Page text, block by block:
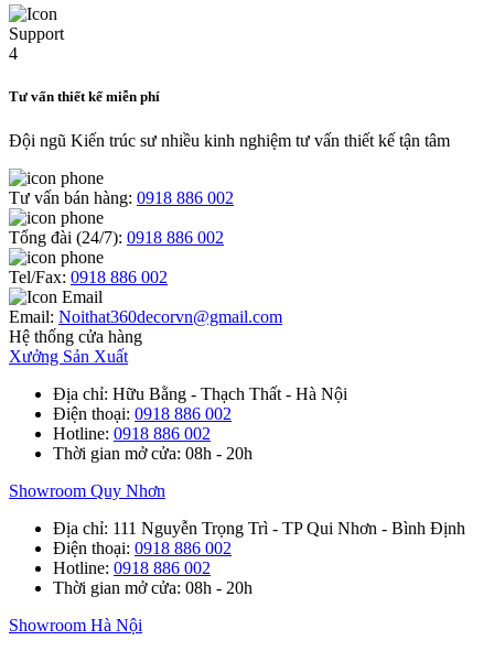
Tư vấn thiết kế miễn phí
Đội ngũ Kiến trúc sư nhiều kinh nghiệm tư vấn thiết kế tận tâm
Tư vấn bán hàng: 0918 886 002
Tổng đài (24/7): 0918 886 002
Tel/Fax: 0918 886 002
Email: Noithat360decorvn@gmail.com
Hệ thống cửa hàng
Xưởng Sản Xuất
Địa chỉ: Hữu Bằng - Thạch Thất - Hà Nội
Điện thoại: 0918 886 002
Hotline: 0918 886 002
Thời gian mở cửa: 08h - 20h
Showroom Quy Nhơn
Địa chỉ: 111 Nguyễn Trọng Trì - TP Qui Nhơn - Bình Định
Điện thoại: 0918 886 002
Hotline: 0918 886 002
Thời gian mở cửa: 08h - 20h
Showroom Hà Nội